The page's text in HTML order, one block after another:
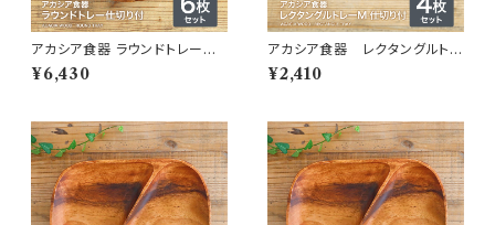
アカシア食器 ラウンドトレー仕
切付 6枚セット
¥6,430
アカシア食器 レクタングルトレ
ーM 仕切り付 ４枚セット
¥2,410